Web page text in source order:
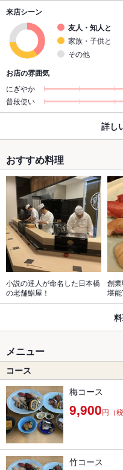
来店シーン
友人・知人と
家族・子供と
その他
お店の雰囲気
にぎやか
普段使い
詳し
おすすめ料理
小説の達人が命名した日本橋
の老舗鮨屋！
創
堪能
メニュー
コース
梅コース
9,900円（
竹コース